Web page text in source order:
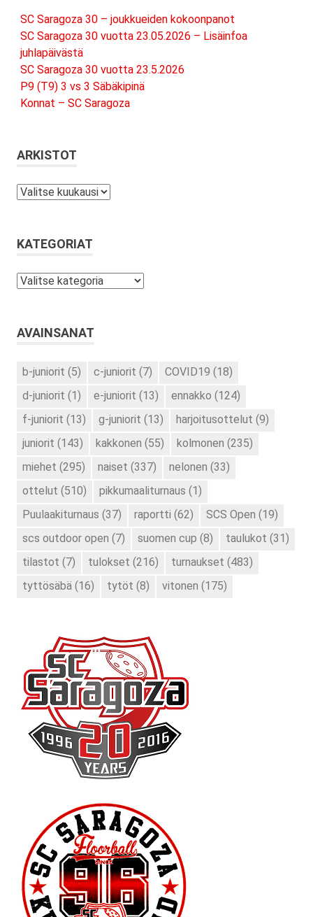
SC Saragoza 30 – joukkueiden kokoonpanot
SC Saragoza 30 vuotta 23.05.2026 – Lisäinfoa
juhlapäivästä
SC Saragoza 30 vuotta 23.5.2026
P9 (T9) 3 vs 3 Säbäkipinä
Konnat – SC Saragoza
ARKISTOT
Arkistot
KATEGORIAT
Kategoriat
AVAINSANAT
b-juniorit (5) c-juniorit (7) COVID19 (18)
d-juniorit (1) e-juniorit (13) ennakko (124)
f-juniorit (13) g-juniorit (13) harjoitusottelut (9)
juniorit (143) kakkonen (55) kolmonen (235)
miehet (295) naiset (337) nelonen (33)
ottelut (510) pikkumaaliturnaus (1)
Puulaakiturnaus (37) raportti (62) SCS Open (19)
scs outdoor open (7) suomen cup (8) taulukot (31)
tilastot (7) tulokset (216) turnaukset (483)
tyttösäbä (16) tytöt (8) vitonen (175)